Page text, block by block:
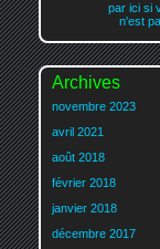
par ici si
n'est
Archives
novembre 2023
avril 2021
août 2018
février 2018
janvier 2018
décembre 2017